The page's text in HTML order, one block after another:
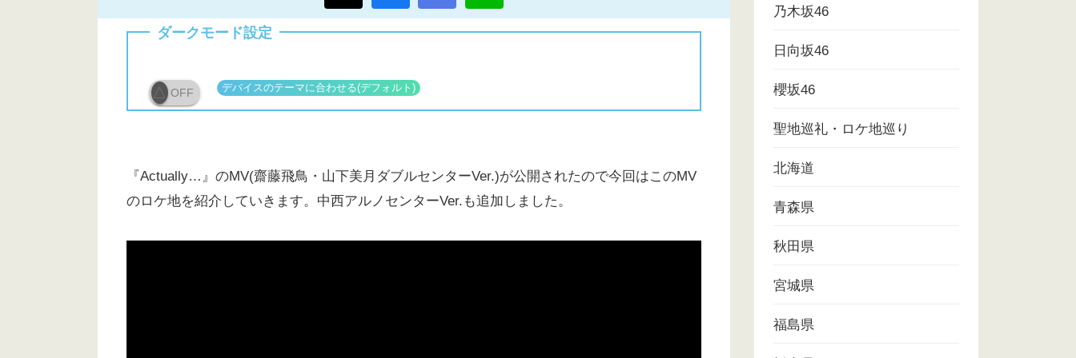
ダークモード設定
OFF
『Actually…』のMV(齋藤飛鳥・山下美月ダブルセンターVer.)が公開されたので今回はこのMV
のロケ地を紹介していきます。中西アルノセンターVer.も追加しました。
乃木坂46
日向坂46
櫻坂46
聖地巡礼・ロケ地巡り
北海道
青森県
秋田県
宮城県
福島県